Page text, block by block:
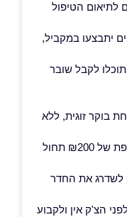
לתיאום הטיפול
יתבצעו במקביל,
לקבל שובר
בוקר זוגית, ללא
*בתוקף באמצע שבוע בימי חול, תוספת של ₪200 תחול
לשדרג את החדר
את ההזמנה עד 3 ימים לפני הצ'ק אין ולקבוע